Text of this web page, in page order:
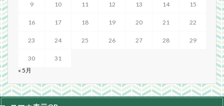
9 10 11 12 13 14 15
16 17 18 19 20 21 22
23 24 25 26 27 28 29
30
31
« 5月